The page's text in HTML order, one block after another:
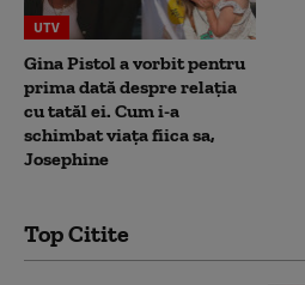
UTV
Gina Pistol a vorbit pentru
prima dată despre relația
cu tatăl ei. Cum i-a
schimbat viața fiica sa,
Josephine
Top Citite